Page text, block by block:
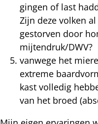
gingen of last
Zijn deze volken
gestorven door
mijtendruk/DWV?
vanwege het
extreme
kast volledig
van het broed